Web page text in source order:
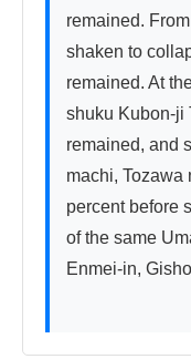
remained.
shaken to
remained. At
shuku Kubon-ji
remained, and
machi, Tozawa
percent before
of the same
Enmei-in,